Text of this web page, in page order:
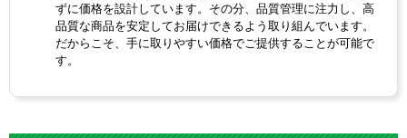
ずに価格を設計しています。その分、品質管理に注力し、高
品質な商品を安定してお届けできるよう取り組んでいます。
だからこそ、手に取りやすい価格でご提供することが可能で
す。